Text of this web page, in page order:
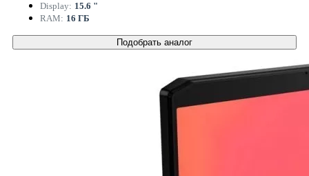
Display: 15.6 "
RAM: 16 ГБ
Подобрать аналог